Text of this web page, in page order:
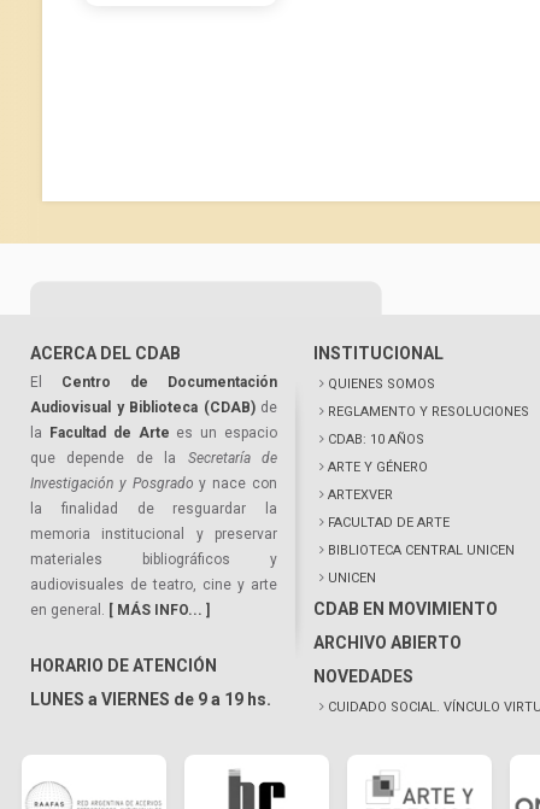
ACERCA DEL CDAB
El Centro de Documentación
Audiovisual y Biblioteca (CDAB)de
la
Facultad de Arte es un espacio
que depende de la Secretaría de
Investigación y Posgrado y nace con
la finalidad de resguardar la
memoria institucional y preservar
materiales bibliográficos y
audiovisuales de teatro, cine y arte
en general. [ MÁS INFO... ]
HORARIO DE ATENCIÓN
LUNES a VIERNES de 9 a 19 hs.
INSTITUCIONAL
QUIENES SOMOS
REGLAMENTO Y RESOLUCIONES
CDAB: 10 AÑOS
ARTE Y GÉNERO
ARTEXVER
FACULTAD DE ARTE
BIBLIOTECA CENTRAL UNICEN
UNICEN
CDAB EN MOVIMIENTO
ARCHIVO ABIERTO
NOVEDADES
CUIDADO SOCIAL. VÍNCULO